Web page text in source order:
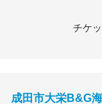
チケ
成田市大栄B&G